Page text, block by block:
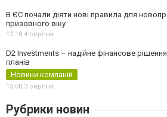
В ЄС почали діяти нові правила для
призовного віку
12:18, 4 серпня
D2 Investments – надійне фінансове
планів
Новини компаній
13:00, 3 серпня
Рубрики новин